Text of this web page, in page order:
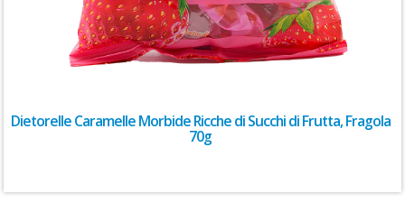
Dietorelle Caramelle Morbide Ricche di Succhi di Frutta, Fragola
70g